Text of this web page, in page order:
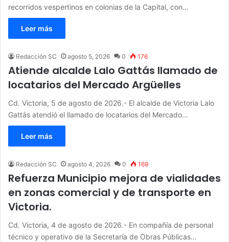
recorridos vespertinos en colonias de la Capital, con…
Leer más
Redacción SC agosto 5, 2026 0 176
Atiende alcalde Lalo Gattás llamado de
locatarios del Mercado Argüelles
Cd. Victoria, 5 de agosto de 2026.- El alcalde de Victoria Lalo
Gattás atendió el llamado de locatarios del Mercado…
Leer más
Redacción SC agosto 4, 2026 0 169
Refuerza Municipio mejora de vialidades
en zonas comercial y de transporte en
Victoria.
Cd. Victoria, 4 de agosto de 2026.- En compañía de personal
técnico y operativo de la Secretaría de Obras Públicas…